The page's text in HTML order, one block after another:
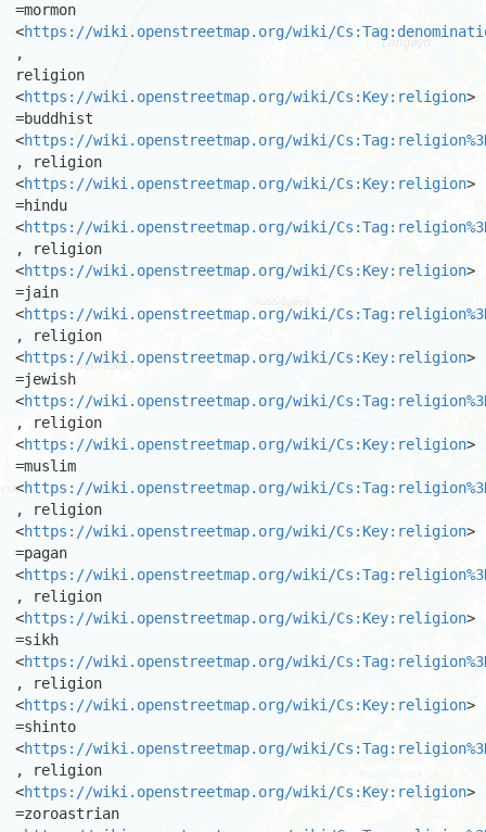
=mormon
<https://wiki.openstreetmap.org/wiki/
,
religion
<https://wiki.openstreetmap.org/wiki/Cs:Key:religion>
=buddhist
<https://wiki.openstreetmap.org/wiki/
, religion
<https://wiki.openstreetmap.org/wiki/Cs:Key:religion>
=hindu
<https://wiki.openstreetmap.org/wiki/
, religion
<https://wiki.openstreetmap.org/wiki/Cs:Key:religion>
=jain
<https://wiki.openstreetmap.org/wiki/
, religion
<https://wiki.openstreetmap.org/wiki/Cs:Key:religion>
=jewish
<https://wiki.openstreetmap.org/wiki/
, religion
<https://wiki.openstreetmap.org/wiki/Cs:Key:religion>
=muslim
<https://wiki.openstreetmap.org/wiki/
, religion
<https://wiki.openstreetmap.org/wiki/Cs:Key:religion>
=pagan
<https://wiki.openstreetmap.org/wiki/
, religion
<https://wiki.openstreetmap.org/wiki/Cs:Key:religion>
=sikh
<https://wiki.openstreetmap.org/wiki/
, religion
<https://wiki.openstreetmap.org/wiki/Cs:Key:religion>
=shinto
<https://wiki.openstreetmap.org/wiki/
, religion
<https://wiki.openstreetmap.org/wiki/Cs:Key:religion>
=zoroastrian